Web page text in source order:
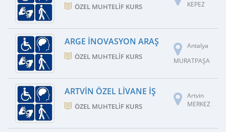
ÖZEL MUHTELIF KURS
KEPEZ
ARGE İNOVASYON ARAŞTIRMA
ÖZEL MUHTELIF KURS
Antalya
MURATPAŞA
ARTVIN ÖZEL LIVANE İŞ MAKINELERI
ÖZEL MUHTELIF KURS
Artvin
MERKEZ